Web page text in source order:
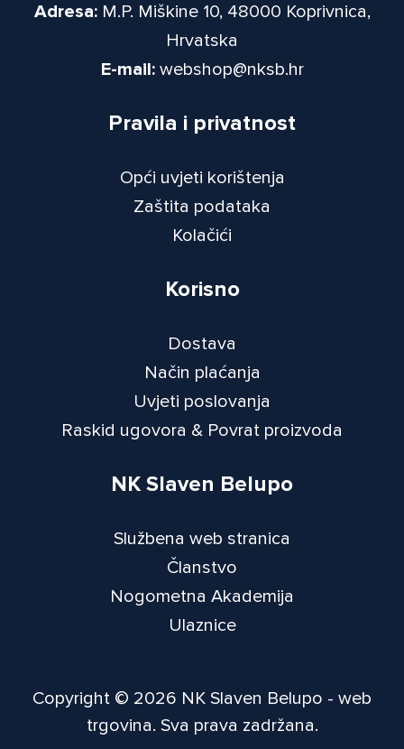
Adresa:M.P. Miškine 10, 48000 Koprivnica,
Hrvatska
E-mail: webshop@nksb.hr
Pravila i privatnost
Opći uvjeti korištenja
Zaštita podataka
Kolačići
Korisno
Dostava
Način plaćanja
Uvjeti poslovanja
Raskid ugovora & Povrat proizvoda
NK Slaven Belupo
Službena web stranica
Članstvo
Nogometna Akademija
Ulaznice
Copyright © 2026 NK Slaven Belupo - web
trgovina. Sva prava zadržana.